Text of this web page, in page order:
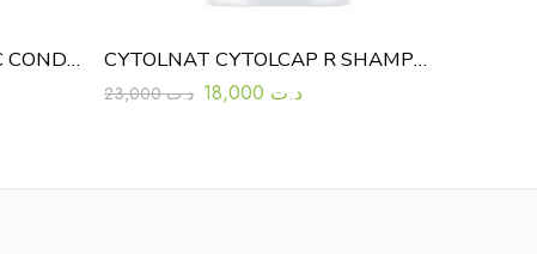
APIVITA HAIR CARE TONIC CONDITIONER THINNING HAIR 150ML
CYTOLNAT CYTOLCAP R SHAMPOOING REPARATEUR CHEVEUX SECS 200ML
د.ت23,000 د.ت